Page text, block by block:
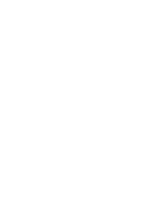
AMD锐龙R5
雅浚E3AV3 4